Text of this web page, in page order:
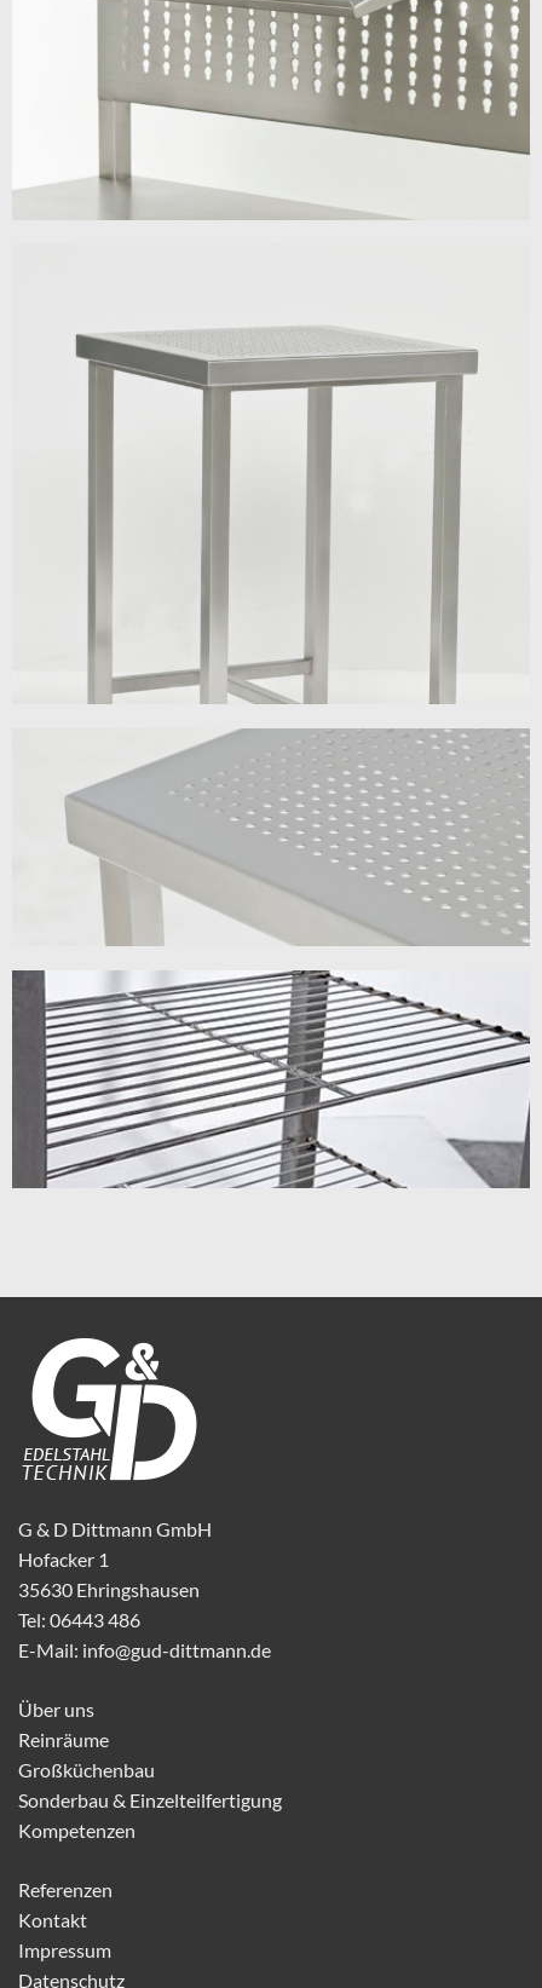
G & D Dittmann GmbH
Hofacker 1
35630 Ehringshausen
Tel: 06443 486
E-Mail: info@gud-dittmann.de
Über uns
Reinräume
Großküchenbau
Sonderbau & Einzelteilfertigung
Kompetenzen
Referenzen
Kontakt
Impressum
Datenschutz